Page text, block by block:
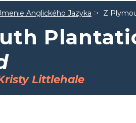
Anglického Jazyka Z
Littlehale